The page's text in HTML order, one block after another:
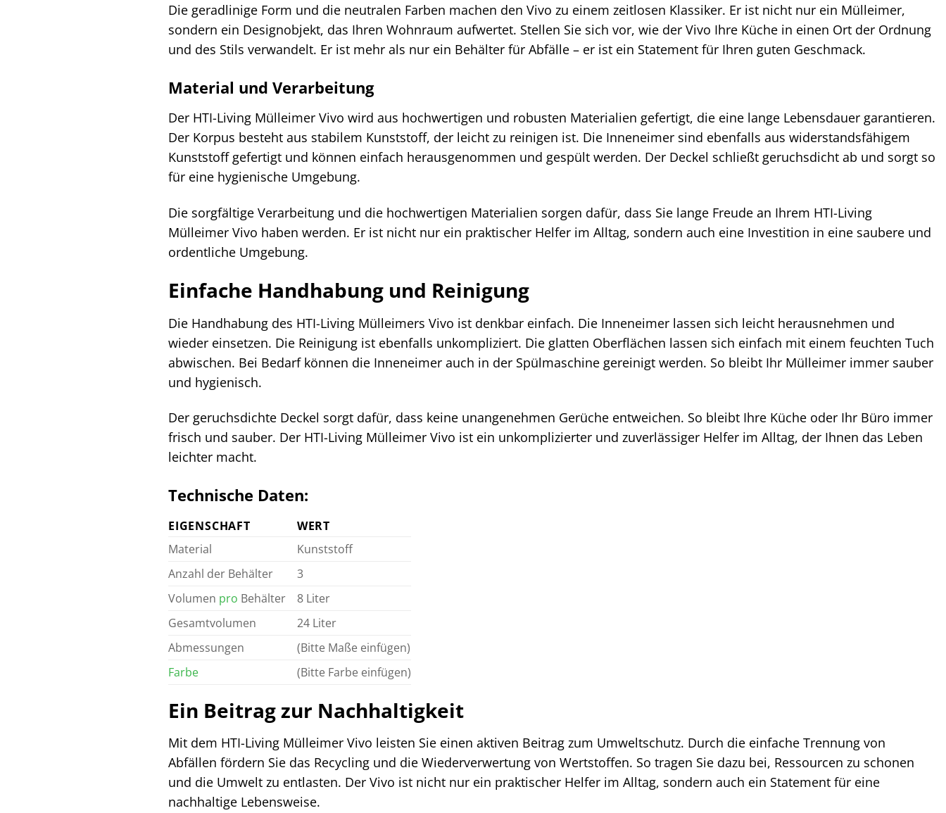
Die geradlinige Form und die neutralen Farben machen den Vivo zu einem zeitlosen Klassiker. Er ist nicht nur ein Mülleimer,
sondern ein Designobjekt, das Ihren Wohnraum aufwertet. Stellen Sie sich vor, wie der Vivo Ihre Küche in einen Ort der Ordnung
und des Stils verwandelt. Er ist mehr als nur ein Behälter für Abfälle – er ist ein Statement für Ihren guten Geschmack.
Material und Verarbeitung
Der HTI-Living Mülleimer Vivo wird aus hochwertigen und robusten Materialien gefertigt, die eine lange Lebensdauer garantieren.
Der Korpus besteht aus stabilem Kunststoff, der leicht zu reinigen ist. Die Inneneimer sind ebenfalls aus widerstandsfähigem
Kunststoff gefertigt und können einfach herausgenommen und gespült werden. Der Deckel schließt geruchsdicht ab und sorgt so
für eine hygienische Umgebung.
Die sorgfältige Verarbeitung und die hochwertigen Materialien sorgen dafür, dass Sie lange Freude an Ihrem HTI-Living
Mülleimer Vivo haben werden. Er ist nicht nur ein praktischer Helfer im Alltag, sondern auch eine Investition in eine saubere und
ordentliche Umgebung.
Einfache Handhabung und Reinigung
Die Handhabung des HTI-Living Mülleimers Vivo ist denkbar einfach. Die Inneneimer lassen sich leicht herausnehmen und
wieder einsetzen. Die Reinigung ist ebenfalls unkompliziert. Die glatten Oberflächen lassen sich einfach mit einem feuchten Tuch
abwischen. Bei Bedarf können die Inneneimer auch in der Spülmaschine gereinigt werden. So bleibt Ihr Mülleimer immer sauber
und hygienisch.
Der geruchsdichte Deckel sorgt dafür, dass keine unangenehmen Gerüche entweichen. So bleibt Ihre Küche oder Ihr Büro immer
frisch und sauber. Der HTI-Living Mülleimer Vivo ist ein unkomplizierter und zuverlässiger Helfer im Alltag, der Ihnen das Leben
leichter macht.
Technische Daten:
EIGENSCHAFT
WERT
Material
Kunststoff
Anzahl der Behälter
3
Volumen pro Behälter
8 Liter
Gesamtvolumen
24 Liter
Abmessungen
(Bitte Maße einfügen)
Farbe
(Bitte Farbe einfügen)
Ein Beitrag zur Nachhaltigkeit
Mit dem HTI-Living Mülleimer Vivo leisten Sie einen aktiven Beitrag zum Umweltschutz. Durch die einfache Trennung von
Abfällen fördern Sie das Recycling und die Wiederverwertung von Wertstoffen. So tragen Sie dazu bei, Ressourcen zu schonen
und die Umwelt zu entlasten. Der Vivo ist nicht nur ein praktischer Helfer im Alltag, sondern auch ein Statement für eine
nachhaltige Lebensweise.